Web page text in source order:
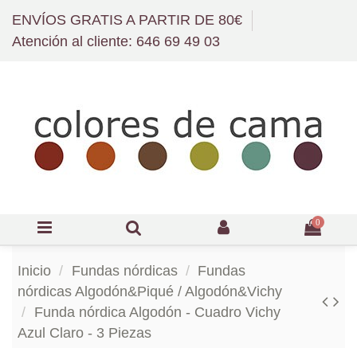
ENVÍOS GRATIS A PARTIR DE 80€
Atención al cliente: 646 69 49 03
0
Inicio Fundas nórdicas
Fundas
nórdicas Algodón&Piqué / Algodón&Vichy
Funda nórdica Algodón - Cuadro Vichy
Azul Claro - 3 Piezas